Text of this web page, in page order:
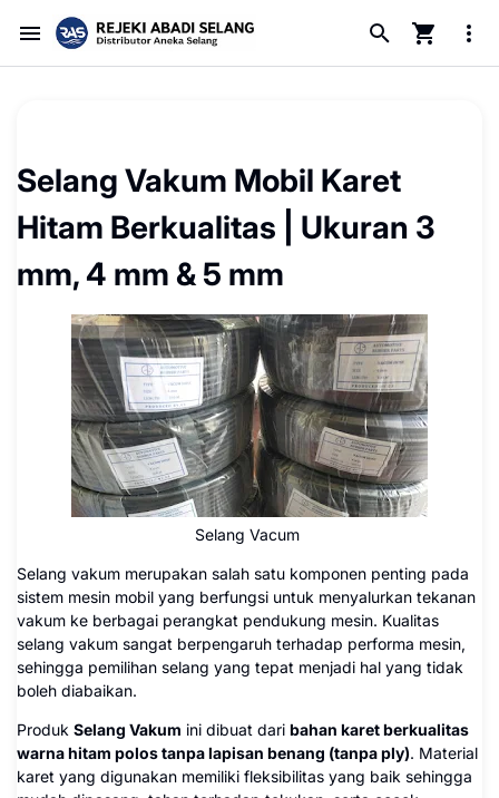
Selang Vakum Mobil Karet
Hitam Berkualitas | Ukuran 3
mm, 4 mm & 5 mm
Selang Vacum
Selang vakum merupakan salah satu komponen penting pada
sistem mesin mobil yang berfungsi untuk menyalurkan tekanan
vakum ke berbagai perangkat pendukung mesin. Kualitas
selang vakum sangat berpengaruh terhadap performa mesin,
sehingga pemilihan selang yang tepat menjadi hal yang tidak
boleh diabaikan.
Produk Selang Vakum ini dibuat dari bahan karet berkualitas
warna hitam polos tanpa lapisan benang (tanpa ply). Material
karet yang digunakan memiliki fleksibilitas yang baik sehingga